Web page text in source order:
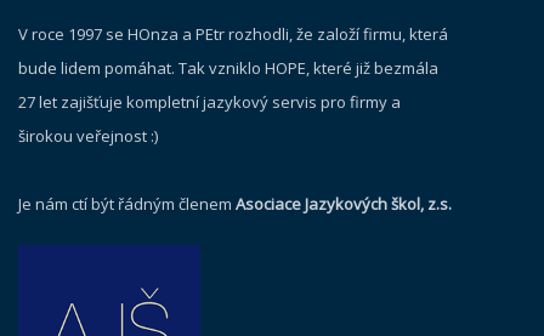
V roce 1997 se HOnza a PEtr rozhodli, že založí firmu, která
bude lidem pomáhat. Tak vzniklo HOPE, které již bezmála
27 let zajišťuje kompletní jazykový servis pro firmy a
širokou veřejnost :)
Je nám ctí být řádným členem Asociace Jazykových škol, z.s.